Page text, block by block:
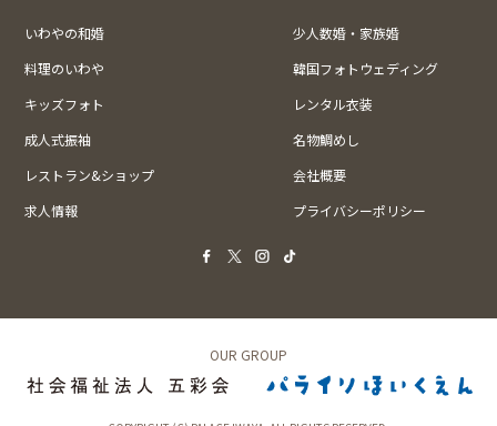
いわやの和婚
少人数婚・家族婚
料理のいわや
韓国フォトウェディング
キッズフォト
レンタル衣装
成人式振袖
名物鯛めし
レストラン&ショップ
会社概要
求人情報
プライバシーポリシー
OUR GROUP